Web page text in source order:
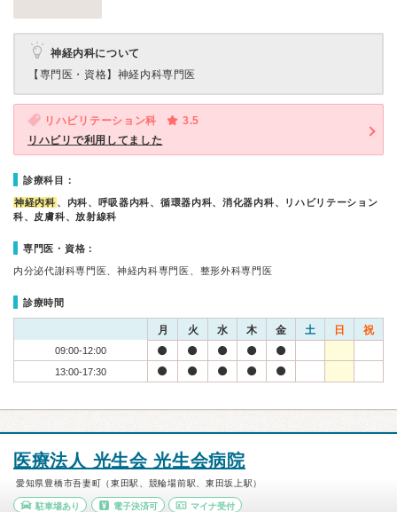
神経内科について
【専門医・資格】 神経内科専門医
リハビリテーション科
3.5
リハビリで利用してました
診療科目：
神経内科 、内科、呼吸器内科、循環器内科、消化器内科、リハビリテーション
科、皮膚科、放射線科
専門医・資格：
内分泌代謝科専門医、神経内科専門医、整形外科専門医
診療時間
月 火 水 木 金 土 日 祝
09:00-12:00
13:00-17:30
医療法人 光生会 光生会病院
愛知県豊橋市吾妻町（東田駅、競輪場前駅、東田坂上駅）
駐車場あり 電子決済可 マイナ受付